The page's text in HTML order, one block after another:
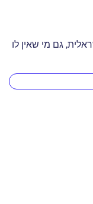
גם מי שאין לו